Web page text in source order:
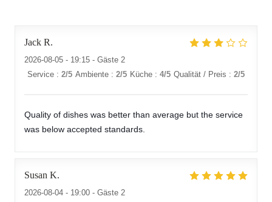
Jack R
2026-08-05 - 19:15 - Gäste 2
Service : 2/5 Ambiente : 2/5 Küche : 4/5 Qualität / Preis : 2/5
Quality of dishes was better than average but the service
was below accepted standards.
Susan K
2026-08-04 - 19:00 - Gäste 2